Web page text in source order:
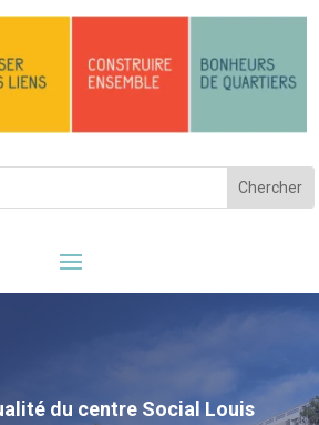
du centre Social Louis